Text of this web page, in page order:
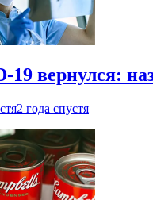
19 вернулся:
2 года спустя